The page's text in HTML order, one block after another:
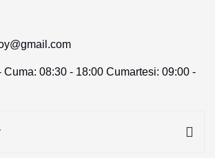
Cuma: 08:30 - 18:00 Cumartesi: 09:00 -